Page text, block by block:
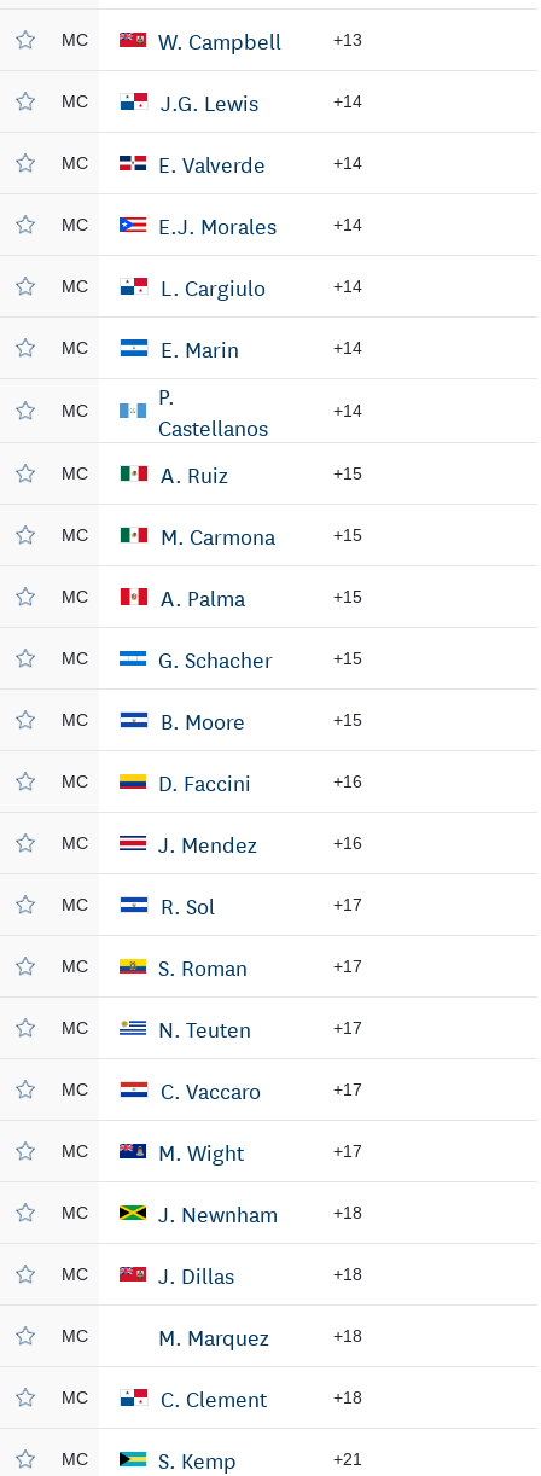
MC W. Campbell +13
MC J.G. Lewis +14
MC E. Valverde +14
MC E.J. Morales +14
MC L. Cargiulo +14
MC E. Marin +14
MC
P.
Castellanos
+14
MC A. Ruiz +15
MC M. Carmona +15
MC A. Palma +15
MC G. Schacher +15
MC B. Moore +15
MC D. Faccini +16
MC J. Mendez +16
MC R. Sol +17
MC S. Roman +17
MC N. Teuten +17
MC C. Vaccaro +17
MC M. Wight +17
MC J. Newnham +18
MC J. Dillas +18
MC M. Marquez +18
MC C. Clement +18
MC S. Kemp +21